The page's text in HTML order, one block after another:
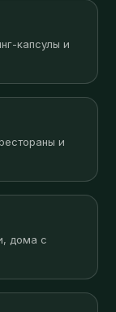
капсулы и
и
дома с